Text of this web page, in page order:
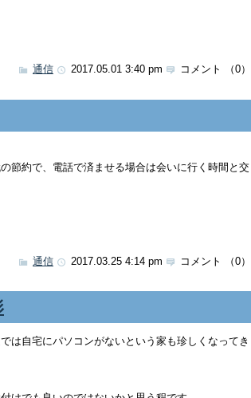
通信 2017.05.01 3:40 pm コメント （0）
節約で、電話で済ませる場合は会いに行く時間と交
通信 2017.03.25 4:14 pm コメント （0）
は自宅にパソコンがないという家も珍しくなってき